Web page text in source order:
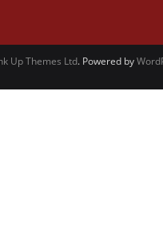
Up Themes Ltd. Powered by